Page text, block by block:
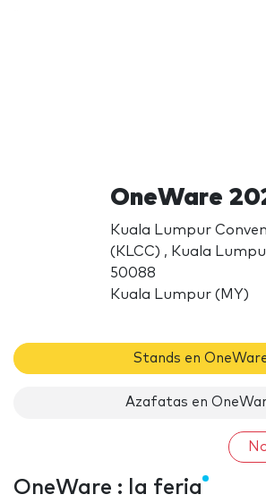
OneWare
Kuala Lumpur
(KLCC) , Kuala
50088
Kuala Lumpur (MY)
Stands en
Azafatas en
OneWare : la feria